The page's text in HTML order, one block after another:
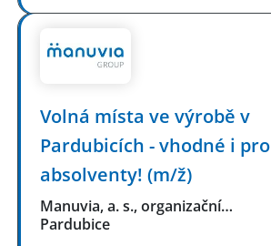
Volná místa ve výrobě v
Pardubicích - vhodné i pro
absolventy! (m/ž)
Manuvia, a. s., organizační…
Pardubice